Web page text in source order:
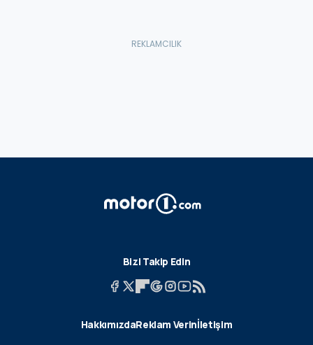
Bizi Takip Edin
HakkımızdaReklam Verinİletişim